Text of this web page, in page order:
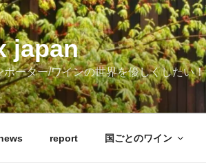
japan
ポーター/ワインの世界を優しくしたい！
report 国ごとのワイン